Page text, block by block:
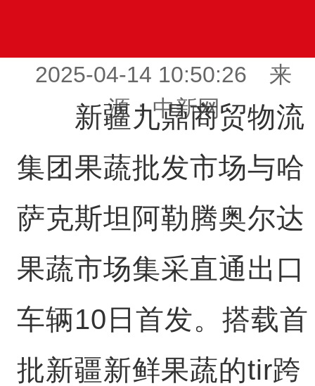
2025-04-14 10:50:26 来
源：中新网
新疆九鼎商贸物流
集团果蔬批发市场与哈
萨克斯坦阿勒腾奥尔达
果蔬市场集采直通出口
车辆10日首发。搭载首
批新疆新鲜果蔬的tir跨